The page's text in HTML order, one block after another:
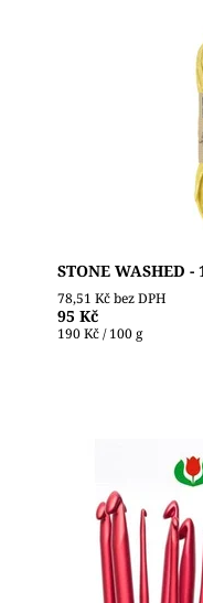
SNÍŽENÍ CENY z
Scheepjes Stone
oceánu a elegancí
STONE WASHED -
78,51 Kč bez DPH
95 Kč
190 Kč / 100 g
Háčky Tulip
rovnováhu mezi
nejpříjemnějším
užijte háčkování s...
Dostupnost:
Značka: